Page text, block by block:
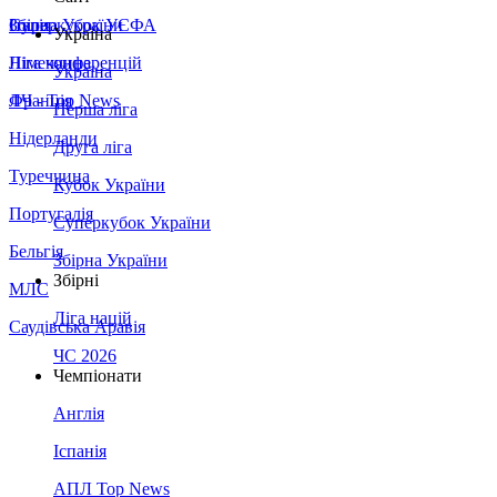
Збірна України
Італія
Німеччина
Франція
Нідерланди
Туреччина
Португалія
Бельгія
МЛС
Саудівська Аравія
Суперкубок УЄФА
Ліга конференцій
ЛЧ - Top News
Україна
Україна
Перша ліга
Друга ліга
Кубок України
Суперкубок України
Збірна України
Збірні
Ліга націй
ЧС 2026
Чемпіонати
Англія
Іспанія
АПЛ Top News